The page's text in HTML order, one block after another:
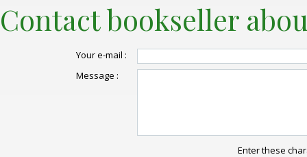
Contact bookseller
Your e-mail :
Message :
Enter these